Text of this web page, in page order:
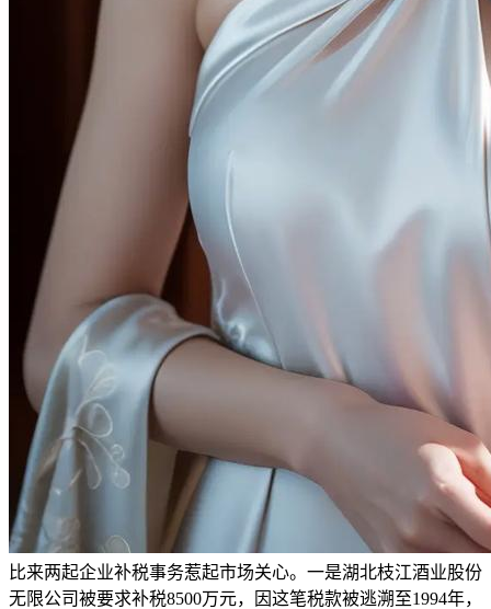
比来两起企业补税事务惹起市场关心。一是湖北枝江酒业股份
无限公司被要求补税8500万元，因这笔税款被逃溯至1994年，